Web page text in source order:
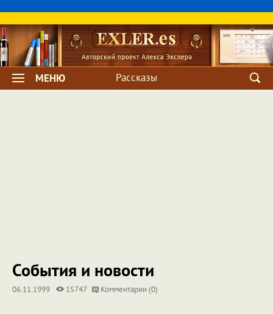
МЕНЮ Рассказы
События и новости
06.11.1999 15747 Комментарии (0)